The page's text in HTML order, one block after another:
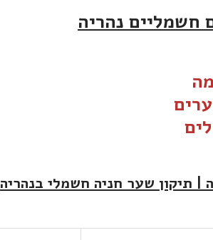
חשמליים נהריה
| תיקון שער חניה חשמלי בנהריה